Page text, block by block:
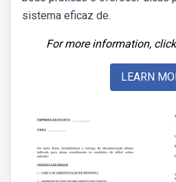
sistema eficaz de.
For more information,
LEARN